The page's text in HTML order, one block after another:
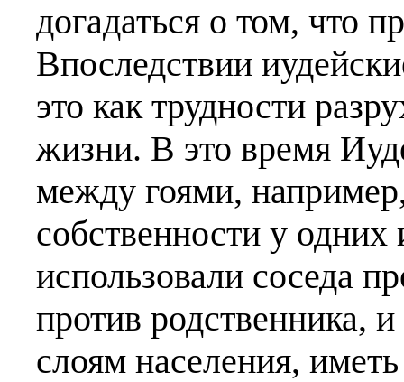
догадаться о том, что
Впоследствии
это как трудности
жизни. В это время
между гоями,
собственности у
использовали соседа
против родственника,
слоям населения,